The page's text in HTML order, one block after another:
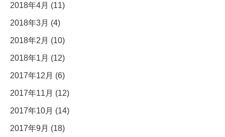
2018年4月 (11)
2018年3月 (4)
2018年2月 (10)
2018年1月 (12)
2017年12月 (6)
2017年11月 (12)
2017年10月 (14)
2017年9月 (18)